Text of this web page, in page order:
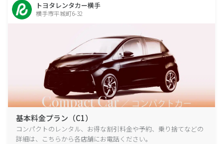
トヨタレンタカー横手
横手市平城町6-32
基本料金プラン（C1）
コンパクトのレンタル、お得な割引料金や予約、乗り捨てなどの
詳細は、こちらから各店舗にお電話ください。